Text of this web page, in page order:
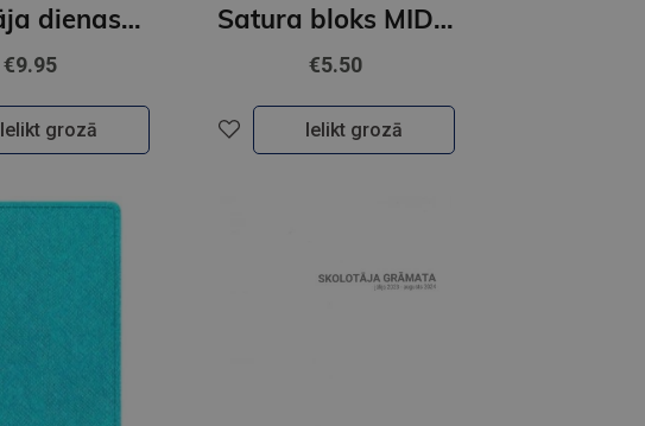
Skolotāja dienasgrāmata 26-27 tempo 2316860000
€9.95
Ielikt grozā
Satura bloks MIDI spirex 26-27 2316691000
€5.50
Ielikt grozā